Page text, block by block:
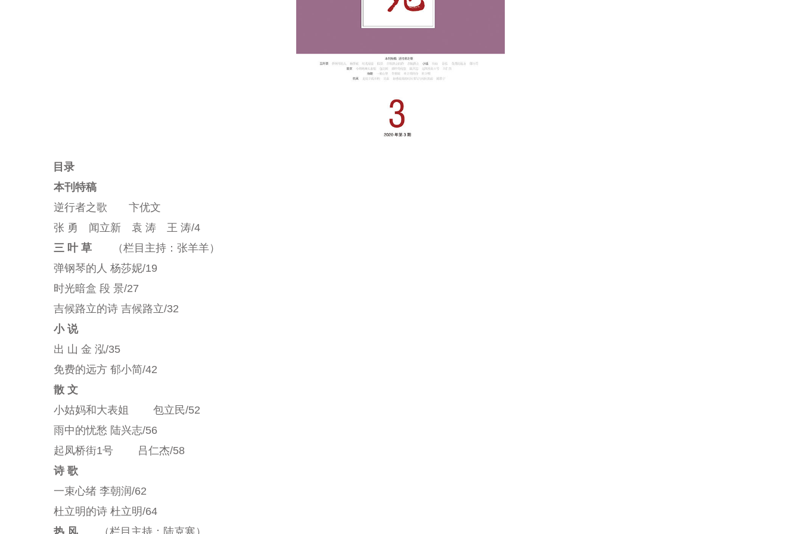
目录
本刊特稿
逆行者之歌 卞优文
张 勇 闻立新 袁 涛 王 涛/4
三 叶 草
（栏目主持：张羊羊）
弹钢琴的人 杨莎妮/19
时光暗盒 段 景/27
吉候路立的诗 吉候路立/32
小 说
出 山 金 泓/35
免费的远方 郁小简/42
散 文
小姑妈和大表姐 包立民/52
雨中的忧愁 陆兴志/56
起凤桥街1号 吕仁杰/58
诗 歌
一束心绪 李朝润/62
杜立明的诗 杜立明/64
热 风
（栏目主持：陆克寒）